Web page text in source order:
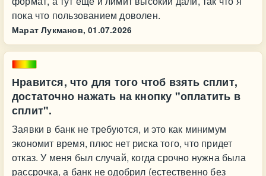
пока что пользованием доволен.
Марат Лукманов, 01.07.2026
Нравится, что для того чтоб взять сплит,
достаточно нажать на кнопку "оплатить в
сплит".
Заявки в банк не требуются, и это как минимум
экономит время, плюс нет риска того, что придет
отказ. У меня был случай, когда срочно нужна была
рассрочка, а банк не одобрил (естественно без